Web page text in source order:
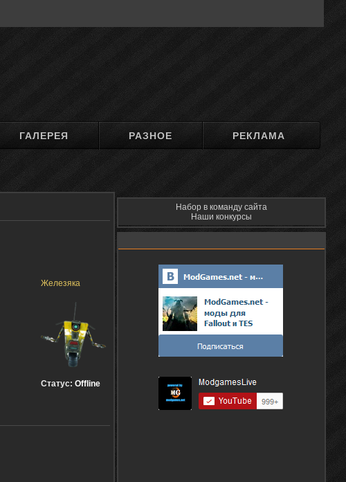
ГАЛЕРЕЯ РАЗНОЕ РЕКЛАМА
Железяка
Статус: Offline
Набор в команду сайта
Наши конкурсы